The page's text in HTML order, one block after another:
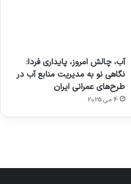
آب، چالش امروز، پایداری فردا:
نگاهی نو به مدیریت منابع آب در
طرح‌های عمرانی ایران
4 می 2025
با طعم
توسط
ژاکت
در
های
2023
توسط